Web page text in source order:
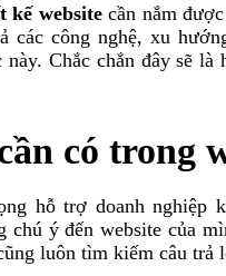
kế websitecần nắm
các công nghệ, xu
Chắc chắn đây sẽ là
có trong
hỗ trợ doanh
chú ý đến website của
luôn tìm kiếm câu trả